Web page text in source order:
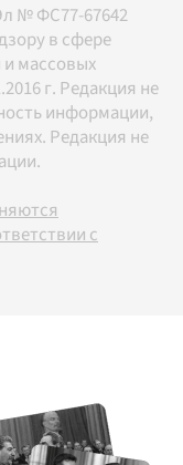
№ ФС77-67642
в сфере
массовых
г. Редакция не
информации,
Редакция не
с